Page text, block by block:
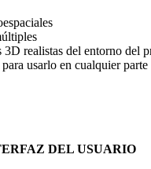
3D realistas del entorno del
usarlo en cualquier
DEL USUARIO